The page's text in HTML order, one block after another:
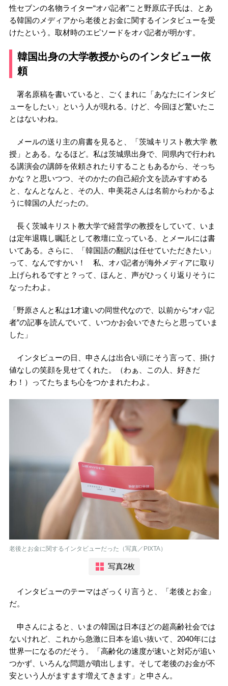
性セブンの名物ライター“オバ記者”こと野原広子氏は、とあ
る韓国のメディアから老後とお金に関するインタビューを受
けたという。取材時のエピソードをオバ記者が明かす。
韓国出身の大学教授からのインタビュー依
頼
署名原稿を書いていると、ごくまれに「あなたにインタビ
ューをしたい」という人が現れる。けど、今回ほど驚いたこ
とはないわね。
メールの送り主の肩書を見ると、「茨城キリスト教大学 教
授」とある。なるほど。私は茨城県出身で、同県内で行われ
る講演会の講師を依頼されたりすることもあるから、そっち
かな？と思いつつ、そのかたの自己紹介文を読みすすめる
と、なんとなんと、その人、申美花さんは名前からわかるよ
うに韓国の人だったの。
長く茨城キリスト教大学で経営学の教授をしていて、いま
は定年退職し嘱託として教壇に立っている、とメールには書
いてある。さらに、「韓国語の翻訳は任せていただきたい」
って、なんですかい！ 私、オバ記者が海外メディアに取り
上げられるですと？って、ほんと、声がひっくり返りそうに
なったわよ。
「野原さんと私は1才違いの同世代なので、以前から“オバ記
者”の記事を読んでいて、いつかお会いできたらと思っていま
した」
インタビューの日、申さんは出合い頭にそう言って、掛け
値なしの笑顔を見せてくれた。（わぁ、この人、好きだ
わ！）ってたちまち心をつかまれたわよ。
老後とお金に関するインタビューだった（写真／PIXTA）
写真2枚
インタビューのテーマはざっくり言うと、「老後とお金」
だ。
申さんによると、いまの韓国は日本ほどの超高齢社会では
ないけれど、これから急激に日本を追い抜いて、2040年には
世界一になるのだそう。「高齢化の速度が速いと対応が追い
つかず、いろんな問題が噴出します。そして老後のお金が不
安という人がますます増えてきます」と申さん。